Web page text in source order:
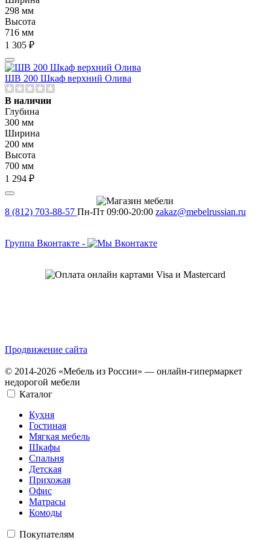
298 мм
Высота
716 мм
1 305 ₽
ШВ 200 Шкаф верхний Олива
В наличии
Глубина
300 мм
Ширина
200 мм
Высота
700 мм
1 294 ₽
8 (812) 703-88-57 Пн-Пт 09:00-20:00 zakaz@mebelrussian.ru
Группа Вконтакте -
Продвижение сайта
© 2014-2026 «Мебель из России» — онлайн-гипермаркет
недорогой мебели
Каталог
Кухня
Гостиная
Мягкая мебель
Шкафы
Спальня
Детская
Прихожая
Офис
Матрасы
Комоды
Покупателям